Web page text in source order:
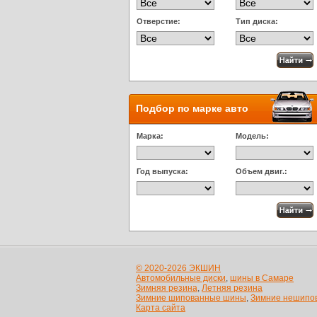
Отверстие: Тип диска:
Подбор по марке авто
Марка: Модель:
Год выпуска: Объем двиг.:
© 2020-2026 ЭКШИН
Автомобильные диски, шины в Самаре
Зимняя резина, Летняя резина
Зимние шипованные шины, Зимние
Карта сайта